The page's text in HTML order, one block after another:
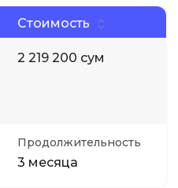
Стоимость
2 219 200 сум
Продолжительность
3 месяца